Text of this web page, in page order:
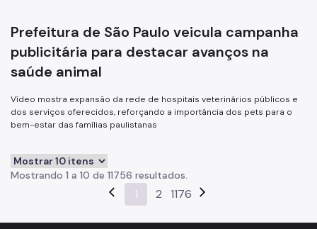
Prefeitura de São Paulo veicula campanha
publicitária para destacar avanços na
saúde animal
Vídeo mostra expansão da rede de hospitais veterinários públicos e
dos serviços oferecidos, reforçando a importância dos pets para o
bem-estar das famílias paulistanas
Mostrando 1 a 10 de 11756 resultados.
arrow_back_ios 1 2 1176 arrow_forward_ios